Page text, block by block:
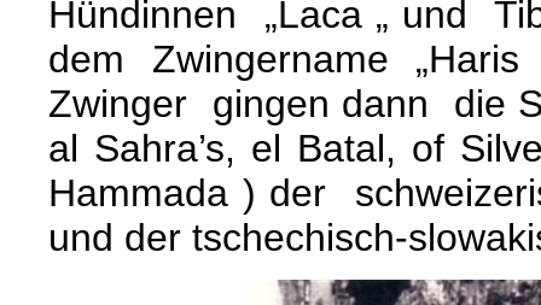
Hündinnen „Laca „ und
dem Zwingername
Zwinger gingen dann die
al Sahra’s, el Batal, of
Hammada ) der
und der tschechisch-